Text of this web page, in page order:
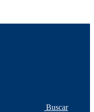
Buscar